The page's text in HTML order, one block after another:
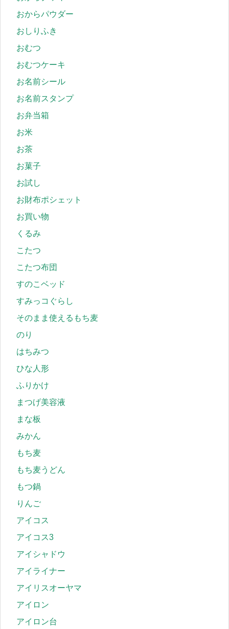
おからパウダー
おしりふき
おむつ
おむつケーキ
お名前シール
お名前スタンプ
お弁当箱
お米
お茶
お菓子
お試し
お財布ポシェット
お買い物
くるみ
こたつ
こたつ布団
すのこベッド
すみっコぐらし
そのまま使えるもち麦
のり
はちみつ
ひな人形
ふりかけ
まつげ美容液
まな板
みかん
もち麦
もち麦うどん
もつ鍋
りんご
アイコス
アイコス3
アイシャドウ
アイライナー
アイリスオーヤマ
アイロン
アイロン台